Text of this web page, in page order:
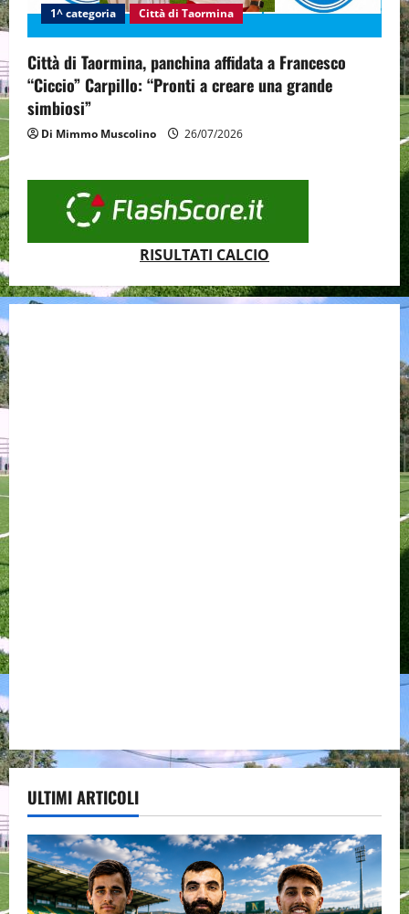
1^ categoria Città di Taormina
Città di Taormina, panchina affidata a Francesco
“Ciccio” Carpillo: “Pronti a creare una grande
simbiosi”
Di Mimmo Muscolino 26/07/2026
RISULTATI CALCIO
ULTIMI ARTICOLI